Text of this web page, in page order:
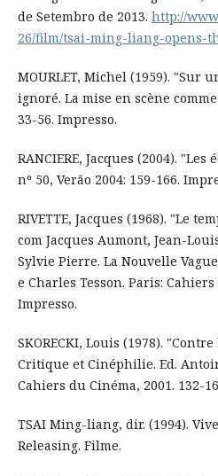
de Setembro de 2013. http://
26/film/tsai-ming-liang-opens-
MOURLET, Michel (1959). "Sur
ignoré. La mise en scène
33-56. Impresso.
RANCIERE, Jacques (2004).
nº 50, Verão 2004: 159-166.
RIVETTE, Jacques (1968). "Le
com Jacques Aumont, Jean-
Sylvie Pierre. La Nouvelle
e Charles Tesson. Paris:
Impresso.
SKORECKI, Louis (1978).
Critique et Cinéphilie. Ed.
Cahiers du Cinéma, 2001. 132-
TSAI Ming-liang, dir. (1994).
Releasing. Filme.